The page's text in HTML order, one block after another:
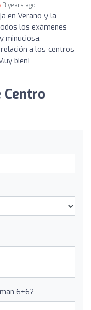
3 years ago
en Verano y la
los exámenes
minuciosa.
a los centros
bien!
Centro
6+6?